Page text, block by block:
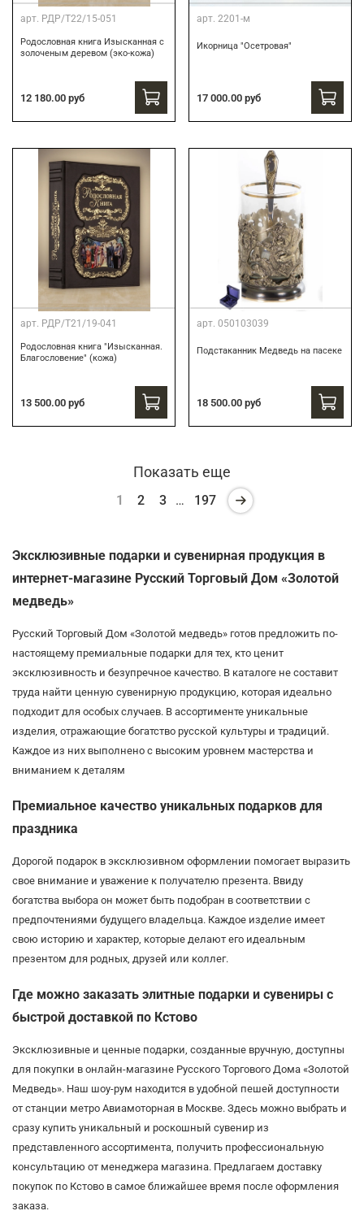
арт. РДР/Т22/15-051
Родословная книга Изысканная с
золоченым деревом (эко-кожа)
12 180.00 руб
арт. 2201-м
Икорница "Осетровая"
17 000.00 руб
арт. РДР/Т21/19-041
Родословная книга "Изысканная.
Благословение" (кожа)
13 500.00 руб
арт. 050103039
Подстаканник Медведь на пасеке
18 500.00 руб
Показать еще
1 2 3 … 197
Эксклюзивные подарки и сувенирная продукция в
интернет-магазине Русский Торговый Дом «Золотой
медведь»
Русский Торговый Дом «Золотой медведь» готов предложить по-
настоящему премиальные подарки для тех, кто ценит
эксклюзивность и безупречное качество. В каталоге не составит
труда найти ценную сувенирную продукцию, которая идеально
подходит для особых случаев. В ассортименте уникальные
изделия, отражающие богатство русской культуры и традиций.
Каждое из них выполнено с высоким уровнем мастерства и
вниманием к деталям
Премиальное качество уникальных подарков для
праздника
Дорогой подарок в эксклюзивном оформлении помогает выразить
свое внимание и уважение к получателю презента. Ввиду
богатства выбора он может быть подобран в соответствии с
предпочтениями будущего владельца. Каждое изделие имеет
свою историю и характер, которые делают его идеальным
презентом для родных, друзей или коллег.
Где можно заказать элитные подарки и сувениры с
быстрой доставкой по Кстово
Эксклюзивные и ценные подарки, созданные вручную, доступны
для покупки в онлайн-магазине Русского Торгового Дома «Золотой
Медведь». Наш шоу-рум находится в удобной пешей доступности
от станции метро Авиамоторная в Москве. Здесь можно выбрать и
сразу купить уникальный и роскошный сувенир из
представленного ассортимента, получить профессиональную
консультацию от менеджера магазина. Предлагаем доставку
покупок по Кстово в самое ближайшее время после оформления
заказа.